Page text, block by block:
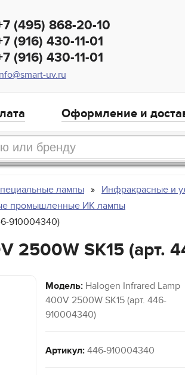
(495) 868-20-10
(916) 430-11-01
(916) 430-11-01
uv.ru
Оформление и
лампы
Инфракрасные и
промышленные ИК лампы
910004340)
2500W SK15 (арт.
Модель: Halogen Infrared Lamp
400V 2500W SK15 (арт. 446-
910004340)
Артикул: 446-910004340